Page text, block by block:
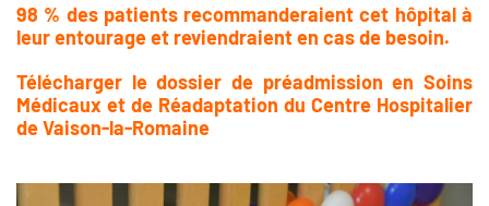
98 % des patients recommanderaient cet hôpital à
leur entourage et reviendraient en cas de besoin.
Télécharger le dossier de préadmission en Soins
Médicaux et de Réadaptation du Centre Hospitalier
de Vaison-la-Romaine